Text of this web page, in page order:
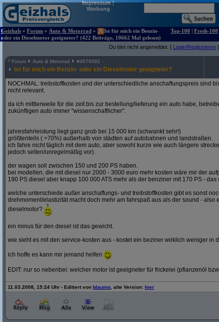
Impressum|
Werbung
Geizhals » Forum » Auto & Motorrad »
Ist für mich ein Benzin-
oder ein Dieselmotor geeigneter? (422 Beiträge, 10662 Mal gelesen)
Top-100 | Fresh-100
Du bist nicht angemeldet. [ Login/Registrieren ]
^ Forum Auto & Motorrad #4676082
Ist für mich ein Benzin- oder ein Dieselmotor geeigneter?
NOCHMAL: treibstoffkosten und der unterschiedliche anschaffungspreis sind
nicht relevant.
da ich mittlerweile für die zeit bis zur bestellung/lieferung ein auto habe,
zukünftigen auto immer "wissenschaftlicher".
jahresfahrleistung liegt ganz grob bei 15 000 km (schwankt sehr!)
größtenteils ( >70%) außerhalb von städten auf autobahnen und landstraßen.
ich fahre nicht täglich mit dem auto, aber sowohl kurze wie auch längere
jedoch selten/unregelmäßig vor).
der wagen soll zwischen 150 und 200 PS haben.
bei modellen, die mit diesel nur 2000 - 3000 euro mehr kosten wäre mir der
190 PS diesel aber knapp 100 000 ATS mehr als der benziner mit 170 PS - das
welche unterschiede außer anschaffungs- und treibstoffkosten gibt es sonst
drehmoment/elastizität macht doch mehr am fahrspaß aus als der sound - also
dieselmotor?
ein minus für den diesel ist das gewicht.
wie sieht es mit den service-kosten aus - kostet ein beziner wirklich weniger in
ich hoffe es kann mir jemand helfen
EDIT: nur so nebenbei: welcher motor ist geeigneter für frickelei (pflanzenöl
11.03.2008, 15:24 Uhr - Editiert von blaumo , alte Version: hier